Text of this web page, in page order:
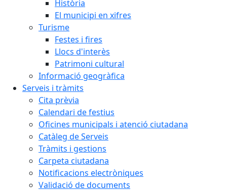
Història
El municipi en xifres
Turisme
Festes i fires
Llocs d'interès
Patrimoni cultural
Informació geogràfica
Serveis i tràmits
Cita prèvia
Calendari de festius
Oficines municipals i atenció ciutadana
Catàleg de Serveis
Tràmits i gestions
Carpeta ciutadana
Notificacions electròniques
Validació de documents